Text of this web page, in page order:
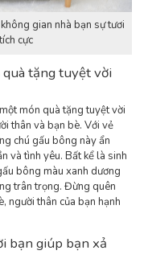
gian nhà bạn sự tươi
cực
tặng tuyệt vời
món quà tặng tuyệt vời
thân và bạn bè. Với vẻ
chú gấu bông này ẩn
và tình yêu. Bất kể là sinh
bông màu xanh dương
trân trọng. Đừng quên
người thân của bạn hạnh
bạn giúp bạn xả